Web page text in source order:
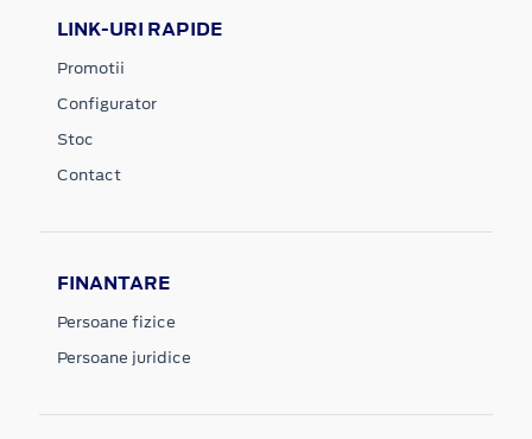
LINK-URI RAPIDE
Promotii
Configurator
Stoc
Contact
FINANTARE
Persoane fizice
Persoane juridice